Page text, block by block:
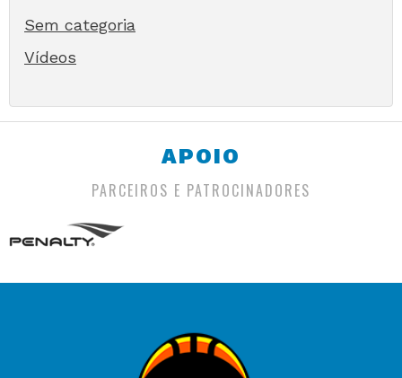
Sem categoria
Vídeos
APOIO
PARCEIROS E PATROCINADORES